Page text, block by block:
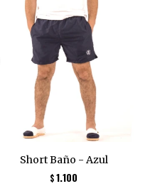
Short Baño - Azul
$1.100